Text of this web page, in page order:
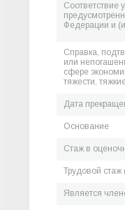
Соответствие
Федерации и
Справка,
или
сфере
тяжести,
Дата
Основание
Стаж в
Трудовой стаж
Является